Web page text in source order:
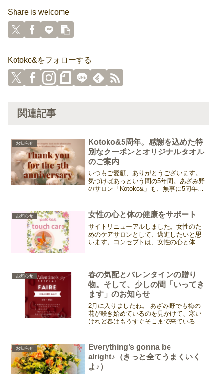
Share is welcome
Kotoko&をフォローする
関連記事
お知らせ
Kotoko&5周年。感謝を込めた特
別なクーポンとオリジナルタオル
のご案内
いつもご愛顧、ありがとうございます。
気づけばあっという間の5年間。あざみ野
のサロン「Kotoko&」も、無事に5周年を
さる皆様のおかげと、心より感謝してお
ります。日頃...
お知らせ 女性の心と体の健康をサポート
サイトリニューアルしました。女性のた
めのケアサロンとして、邁進したいと思
います。コンセプトは、女性の心と体の
全般心と体の免疫力・抵抗...
お知らせ
春の気配とバレンタインの贈り
物。そして、少しの間「いってき
ます」のお知らせ
2月に入りましたね。 あざみ野でも梅の
花が咲き始めているのを見かけて、寒い
けれど春はもうすぐそこまで来ているん
に、誰かのために頑張っているあなた
へ。 コトコから、日頃の...
お知らせ
Everything’s gonna be
alright♪（きっと全てうまくいく
よ♪）